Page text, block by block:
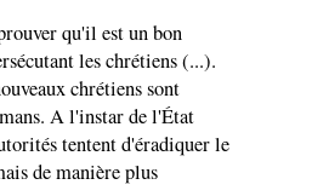
qu'il est un bon
les chrétiens (...).
chrétiens sont
A l'instar de l'État
tentent d'éradiquer le
de manière plus